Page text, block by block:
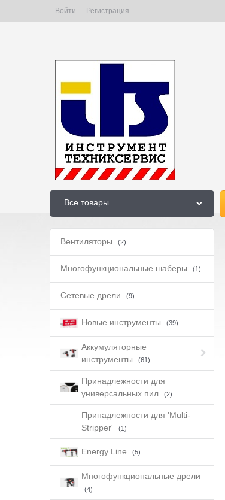
Войти Регистрация
Все товары
Вентиляторы (2)
Многофункциональные шаберы (1)
Сетевые дрели (9)
Новые инструменты (39)
Аккумуляторные
инструменты
(61)
Принадлежности для
универсальных пил
(2)
Принадлежности для 'Multi-
Stripper'
(1)
Energy Line (5)
Многофункциональные дрели
(4)